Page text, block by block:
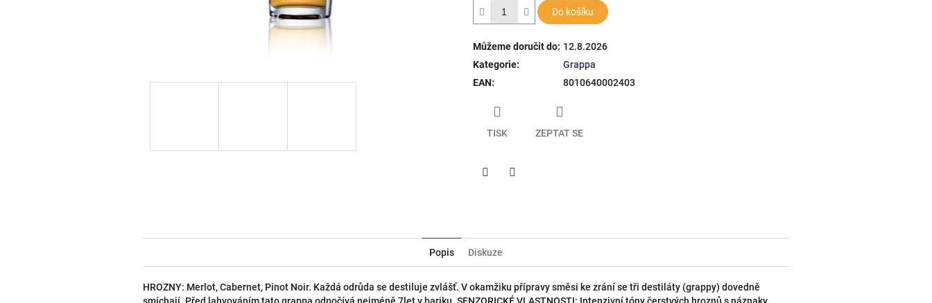
Do košíku
Můžeme doručit do: 12.8.2026
Kategorie:
Grappa
EAN: 8010640002403
TISK ZEPTAT SE
Popis Diskuze
HROZNY: Merlot, Cabernet, Pinot Noir. Každá odrůda se destiluje zvlášť. V okamžiku přípravy směsi ke zrání se tři destiláty (grappy) dovedně